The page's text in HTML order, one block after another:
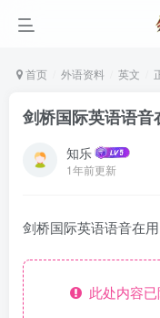
首页 外语资料 英文
剑桥国际英语语音
知乐
1年前更新
剑桥国际英语语音在用
此处内容已